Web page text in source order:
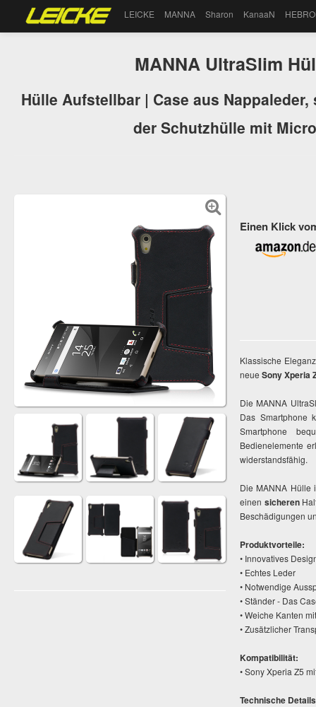
LEICKE MANNA Sharon KanaaN
MANNA UltraSlim
Hülle Aufstellbar | Case aus
der Schutzhülle mit
Einen Klick
Klassische
neue Sony Xperia
Die MANNA
Das
Smartphone
Bedienelemente
widerstandsfähig.
Die MANNA Hülle
einen sicheren
Beschädigungen
Produktvorteile:
• Innovatives
• Echtes Leder
• Notwendige
• Ständer - Das
• Weiche Kanten
• Zusätzlicher
Kompatibilität:
• Sony Xperia Z5
Technische